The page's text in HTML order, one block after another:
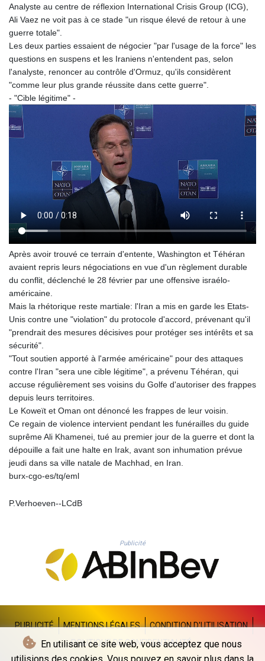
En utilisant ce site web, vous acceptez que nous
NIO 42.419473
NOK 10.99759
NZD 1.961547
OMR 0.442445
PAB 1.152686
PEN 3.903651
PHP 70.183258
PKR 320.014324
PLN 4.299905
PYG 6853.914834
QAR 4.213648
RON 5.244583
RSD 117.338542
RUB 94.679224
RWF 1694.978938
SAR 4.345489
SBD 9.325039
SCR 16.705092
SDG 694.263698
SEK 10.961095
SLE 28.445176
SOS 658.791814
SRD 43.778814
STN 24.499696
SVC 10.085875
SZL 18.722767
TJS 10.633568
TMT 4.058036
TND 3.386358
TRY 55.144784
TTD 7.812903
UYU 46.399423
UZS 13785.828699
VES 873.763846
WST 3.160483
XAF 655.948849
XAG 0.018188
XAU 0.000266
Analyste au centre de réflexion International Crisis Group (ICG),
Ali Vaez ne voit pas à ce stade "un risque élevé de retour à une
guerre totale".
Les deux parties essaient de négocier "par l'usage de la force" les
questions en suspens et les Iraniens n'entendent pas, selon
l'analyste, renoncer au contrôle d'Ormuz, qu'ils considèrent
"comme leur plus grande réussite dans cette guerre".
- "Cible légitime" -
Après avoir trouvé ce terrain d'entente, Washington et Téhéran
avaient repris leurs négociations en vue d'un règlement durable
du conflit, déclenché le 28 février par une offensive israélo-
américaine.
Mais la rhétorique reste martiale: l'Iran a mis en garde les Etats-
Unis contre une "violation" du protocole d'accord, prévenant qu'il
"prendrait des mesures décisives pour protéger ses intérêts et sa
sécurité".
"Tout soutien apporté à l'armée américaine" pour des attaques
contre l'Iran "sera une cible légitime", a prévenu Téhéran, qui
accuse régulièrement ses voisins du Golfe d'autoriser des frappes
depuis leurs territoires.
Le Koweït et Oman ont dénoncé les frappes de leur voisin.
Ce regain de violence intervient pendant les funérailles du guide
suprême Ali Khamenei, tué au premier jour de la guerre et dont la
dépouille a fait une halte en Irak, avant son inhumation prévue
jeudi dans sa ville natale de Machhad, en Iran.
burx-cgo-es/tq/eml
P.Verhoeven--LCdB
Publicité
PUBLICITÉ MENTIONS LÉGALES
CONDITION D'UTILISATION
POLITIQUE DE CONFIDENTIALITÉ